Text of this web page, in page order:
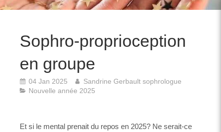
Sophro-proprioception
en groupe
04 Jan 2025
Sandrine Gerbault sophrologue
Nouvelle année 2025
Et si le mental prenait du repos en 2025? Ne serait-ce